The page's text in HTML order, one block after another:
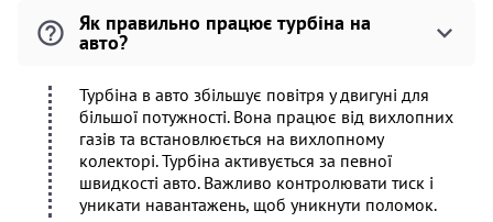
Як правильно працює турбіна на
авто?
Турбіна в авто збільшує повітря у двигуні для
більшої потужності. Вона працює від вихлопних
газів та встановлюється на вихлопному
колекторі. Турбіна активується за певної
швидкості авто. Важливо контролювати тиск і
уникати навантажень, щоб уникнути поломок.